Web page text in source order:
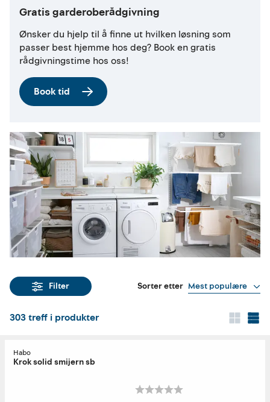
Gratis garderoberådgivning
Ønsker du hjelp til å finne ut hvilken løsning som
passer best hjemme hos deg? Book en gratis
rådgivningstime hos oss!
Book tid
Filter Sorter etter Mest populære
303treff i produkter
Habo
Krok solid smijern sb